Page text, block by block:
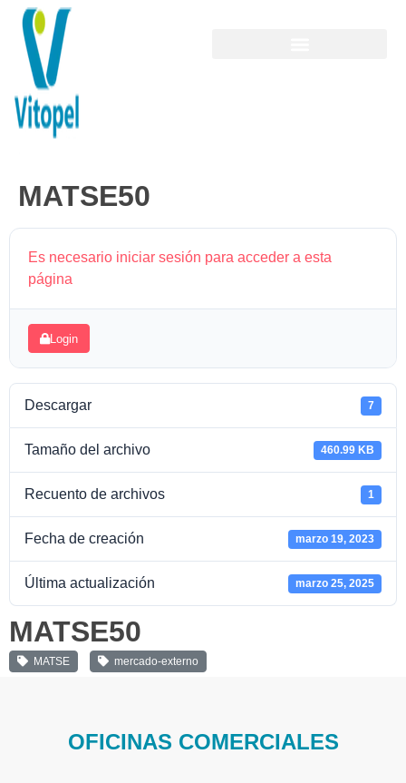
MATSE50
Es necesario iniciar sesión para acceder a esta
página
Login
Descargar 7
Tamaño del archivo 460.99 KB
Recuento de archivos 1
Fecha de creación marzo 19, 2023
Última actualización marzo 25, 2025
MATSE50
MATSE mercado-externo
OFICINAS COMERCIALES